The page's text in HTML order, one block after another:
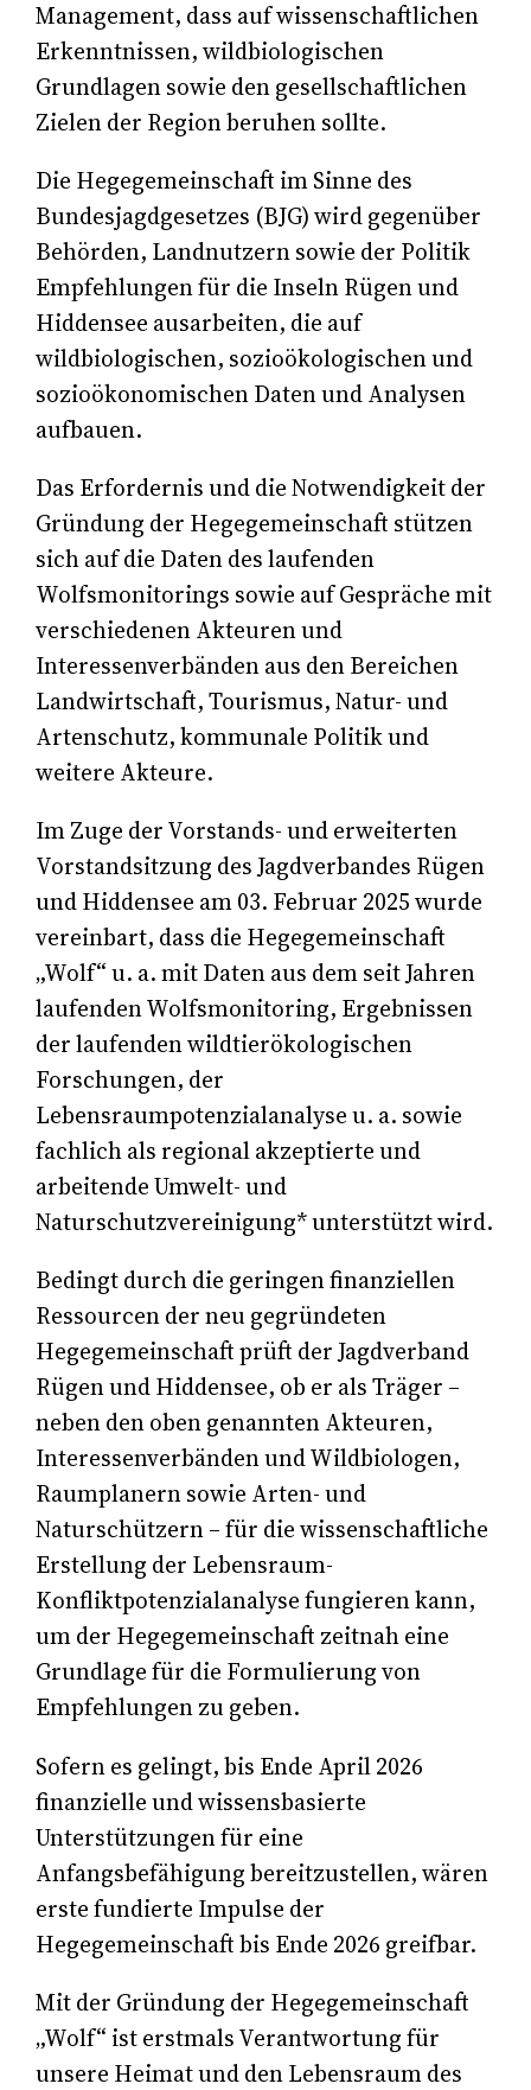
Management, dass auf wissenschaftlichen
Erkenntnissen, wildbiologischen
Grundlagen sowie den gesellschaftlichen
Zielen der Region beruhen sollte.
Die Hegegemeinschaft im Sinne des
Bundesjagdgesetzes (BJG) wird gegenüber
Behörden, Landnutzern sowie der Politik
Empfehlungen für die Inseln Rügen und
Hiddensee ausarbeiten, die auf
wildbiologischen, sozioökologischen und
sozioökonomischen Daten und Analysen
aufbauen.
Das Erfordernis und die Notwendigkeit der
Gründung der Hegegemeinschaft stützen
sich auf die Daten des laufenden
Wolfsmonitorings sowie auf Gespräche mit
verschiedenen Akteuren und
Interessenverbänden aus den Bereichen
Landwirtschaft, Tourismus, Natur- und
Artenschutz, kommunale Politik und
weitere Akteure.
Im Zuge der Vorstands- und erweiterten
Vorstandsitzung des Jagdverbandes Rügen
und Hiddensee am 03. Februar 2025 wurde
vereinbart, dass die Hegegemeinschaft
„Wolf“ u. a. mit Daten aus dem seit Jahren
laufenden Wolfsmonitoring, Ergebnissen
der laufenden wildtierökologischen
Forschungen, der
Lebensraumpotenzialanalyse u. a. sowie
fachlich als regional akzeptierte und
arbeitende Umwelt- und
Naturschutzvereinigung* unterstützt wird.
Bedingt durch die geringen finanziellen
Ressourcen der neu gegründeten
Hegegemeinschaft prüft der Jagdverband
Rügen und Hiddensee, ob er als Träger –
neben den oben genannten Akteuren,
Interessenverbänden und Wildbiologen,
Raumplanern sowie Arten- und
Naturschützern – für die wissenschaftliche
Erstellung der Lebensraum-
Konfliktpotenzialanalyse fungieren kann,
um der Hegegemeinschaft zeitnah eine
Grundlage für die Formulierung von
Empfehlungen zu geben.
Sofern es gelingt, bis Ende April 2026
finanzielle und wissensbasierte
Unterstützungen für eine
Anfangsbefähigung bereitzustellen, wären
erste fundierte Impulse der
Hegegemeinschaft bis Ende 2026 greifbar.
Mit der Gründung der Hegegemeinschaft
„Wolf“ ist erstmals Verantwortung für
unsere Heimat und den Lebensraum des